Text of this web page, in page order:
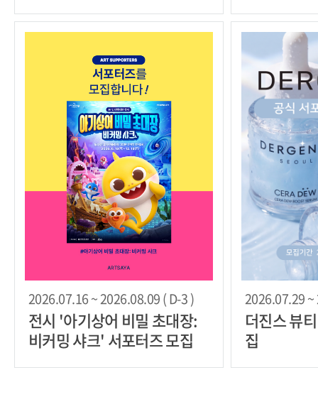
2026.07.16 ~ 2026.08.09 ( D-3 )
전시 '아기상어 비밀 초대장:
비커밍 샤크' 서포터즈 모집
2026.07.29 ~
더진스 뷰
집